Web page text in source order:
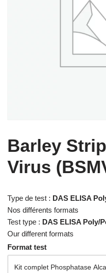
Barley
Virus
Type de test : DAS ELISA
Nos différents formats
Test type : DAS ELISA Poly/
Our different formats
Format test